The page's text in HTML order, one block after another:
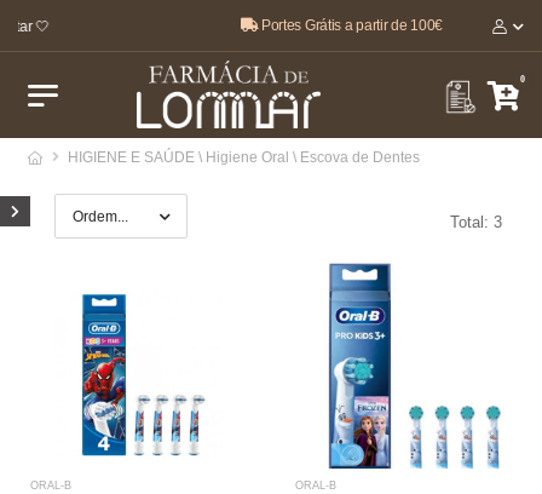
🤍 Portes Grátis a partir de 100€
0
HIGIENE E SAÚDE \ Higiene Oral \ Escova de Dentes
Total: 3
ORAL-B ORAL-B